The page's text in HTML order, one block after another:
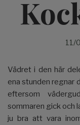
11/
Vädret i den här
ena stunden regnar
eftersom
sommaren gick och
ju bra att vara